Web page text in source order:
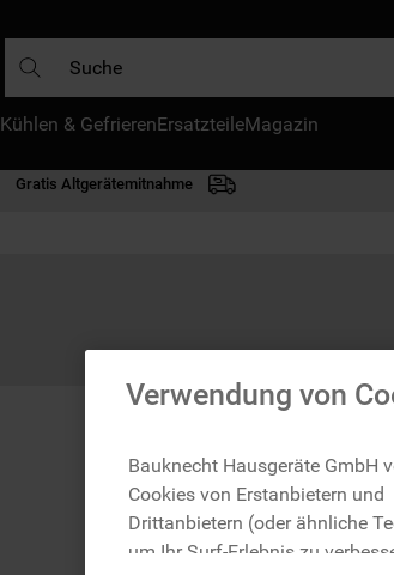
Kühlen & GefrierenErsatzteileMagazin
Gratis Altgerätemitnahme
Verwendung von
Bauknecht Hausgeräte GmbH
Cookies von Erstanbietern und
Drittanbietern (oder ähnliche
um Ihr Surf-Erlebnis zu
DIE HÄUFIGSTEN SUCHANFRAGEN
gefrierschrank